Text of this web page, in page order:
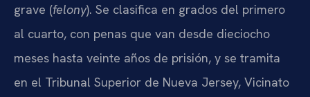
grave (felony). Se clasifica en grados del primero
al cuarto, con penas que van desde dieciocho
meses hasta veinte años de prisión, y se tramita
en el Tribunal Superior de Nueva Jersey, Vicinato